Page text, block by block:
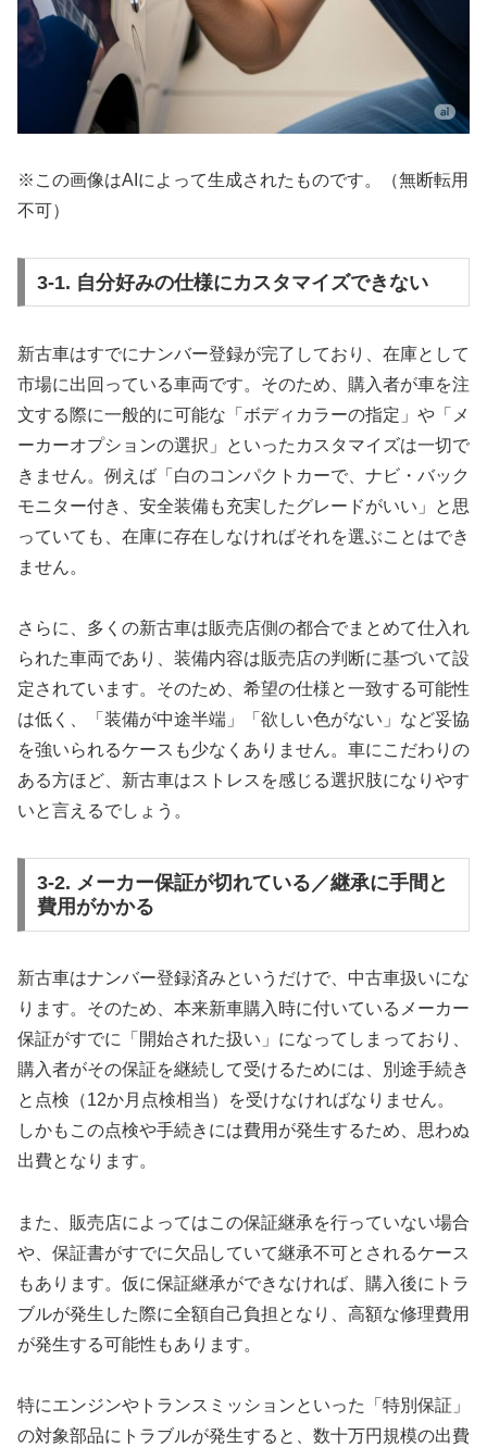
※この画像はAIによって生成されたものです。（無断転用
不可）
3-1. 自分好みの仕様にカスタマイズできない
新古車はすでにナンバー登録が完了しており、在庫として
市場に出回っている車両です。そのため、購入者が車を注
文する際に一般的に可能な「ボディカラーの指定」や「メ
ーカーオプションの選択」といったカスタマイズは一切で
きません。例えば「白のコンパクトカーで、ナビ・バック
モニター付き、安全装備も充実したグレードがいい」と思
っていても、在庫に存在しなければそれを選ぶことはでき
ません。
さらに、多くの新古車は販売店側の都合でまとめて仕入れ
られた車両であり、装備内容は販売店の判断に基づいて設
定されています。そのため、希望の仕様と一致する可能性
は低く、「装備が中途半端」「欲しい色がない」など妥協
を強いられるケースも少なくありません。車にこだわりの
ある方ほど、新古車はストレスを感じる選択肢になりやす
いと言えるでしょう。
3-2. メーカー保証が切れている／継承に手間と
費用がかかる
新古車はナンバー登録済みというだけで、中古車扱いにな
ります。そのため、本来新車購入時に付いているメーカー
保証がすでに「開始された扱い」になってしまっており、
購入者がその保証を継続して受けるためには、別途手続き
と点検（12か月点検相当）を受けなければなりません。
しかもこの点検や手続きには費用が発生するため、思わぬ
出費となります。
また、販売店によってはこの保証継承を行っていない場合
や、保証書がすでに欠品していて継承不可とされるケース
もあります。仮に保証継承ができなければ、購入後にトラ
ブルが発生した際に全額自己負担となり、高額な修理費用
が発生する可能性もあります。
特にエンジンやトランスミッションといった「特別保証」
の対象部品にトラブルが発生すると、数十万円規模の出費